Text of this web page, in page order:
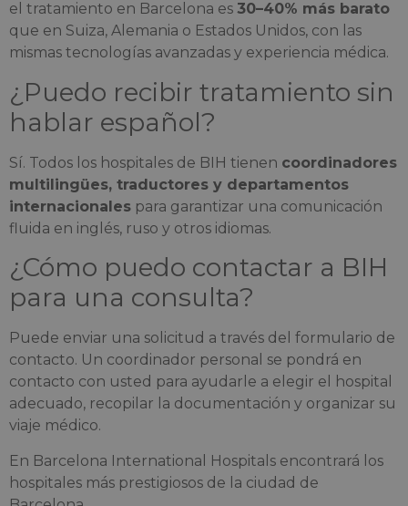
el tratamiento en Barcelona es 30–40% más barato
que en Suiza, Alemania o Estados Unidos, con las
mismas tecnologías avanzadas y experiencia médica.
¿Puedo recibir tratamiento sin
hablar español?
Sí. Todos los hospitales de BIH tienen coordinadores
multilingües, traductores y departamentos
internacionales para garantizar una comunicación
fluida en inglés, ruso y otros idiomas.
¿Cómo puedo contactar a BIH
para una consulta?
Puede enviar una solicitud a través del formulario de
contacto. Un coordinador personal se pondrá en
contacto con usted para ayudarle a elegir el hospital
adecuado, recopilar la documentación y organizar su
viaje médico.
En Barcelona International Hospitals encontrará los
hospitales más prestigiosos de la ciudad de